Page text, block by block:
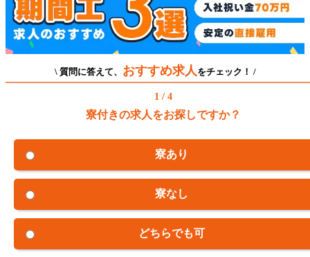
\ 質問に答えて、 おすすめ求人 をチェック！ /
1 / 4
寮付きの求人をお探しですか？
寮あり
寮なし
どちらでも可